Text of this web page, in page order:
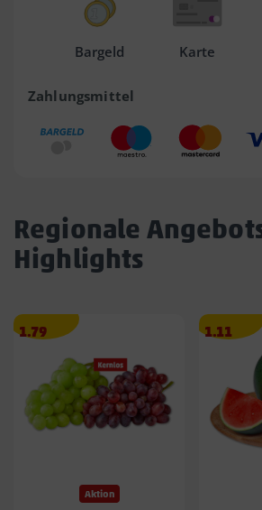
Bargeld Karte
Zahlungsmittel
Regionale
Highlights
Angebotspreis
1.79
Aktion
1.11